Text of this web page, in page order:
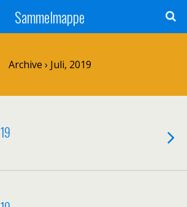
Sammelmappe
Archive › Juli, 2019